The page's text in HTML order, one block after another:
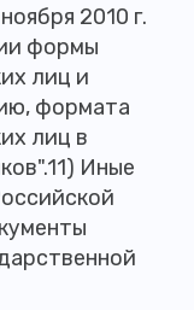
2010 г.
формы
лиц и
формата
лиц в
Иные